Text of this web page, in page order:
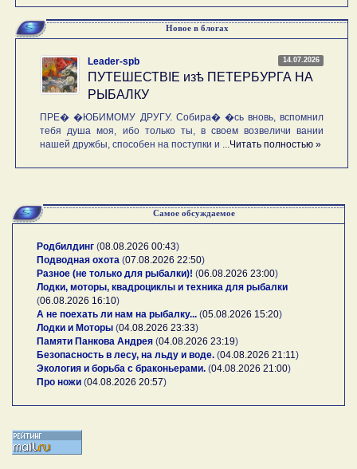
Новое в блогах
14.07.2026
Leader-spb
ПУТЕШЕСТВIE изѣ ПЕТЕРБУРГА НА
РЫБАЛКУ
ПРЕ� �ЮБИМОМУ ДРУГУ. Собира� �сь вновь, вспомнил
тебя душа моя, ибо только ты, в своем возвеличи вании
нашей дружбы, способен на поступки и ...Читать полностью »
Самое обсуждаемое
Родбилдинг (08.08.2026 00:43)
Подводная охота (07.08.2026 22:50)
Разное (не только для рыбалки)! (06.08.2026 23:00)
Лодки, моторы, квадроциклы и техника для рыбалки
(06.08.2026 16:10)
А не поехать ли нам на рыбалку... (05.08.2026 15:20)
Лодки и Моторы (04.08.2026 23:33)
Памяти Панкова Андрея (04.08.2026 23:19)
Безопасность в лесу, на льду и воде. (04.08.2026 21:11)
Экология и борьба с браконьерами. (04.08.2026 21:00)
Про ножи (04.08.2026 20:57)